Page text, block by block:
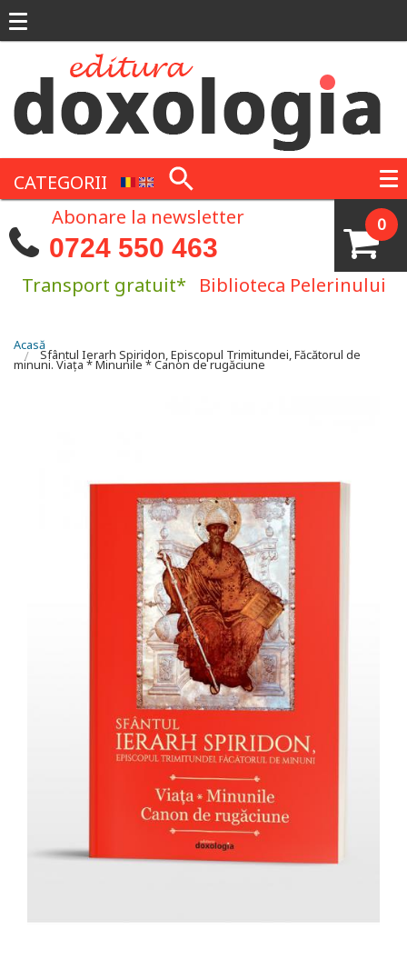
CATEGORII
0
Abonare la newsletter
0724 550 463
Transport gratuit* Biblioteca Pelerinului
Eşti aici
Acasă
Sfântul Ierarh Spiridon, Episcopul Trimitundei, Făcătorul de
minuni. Viața * Minunile * Canon de rugăciune